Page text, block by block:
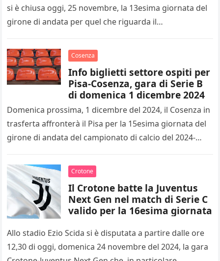
si è chiusa oggi, 25 novembre, la 13esima giornata del
girone di andata per quel che riguarda il…
Cosenza
Info biglietti settore ospiti per
Pisa-Cosenza, gara di Serie B
di domenica 1 dicembre 2024
Domenica prossima, 1 dicembre del 2024, il Cosenza in
trasferta affronterà il Pisa per la 15esima giornata del
girone di andata del campionato di calcio del 2024-
Crotone
Il Crotone batte la Juventus
Next Gen nel match di Serie C
valido per la 16esima giornata
Allo stadio Ezio Scida si è disputata a partire dalle ore
12,30 di oggi, domenica 24 novembre del 2024, la gara